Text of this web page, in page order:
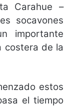
Carahue –
socavones
importante
costera de la
estos
el tiempo